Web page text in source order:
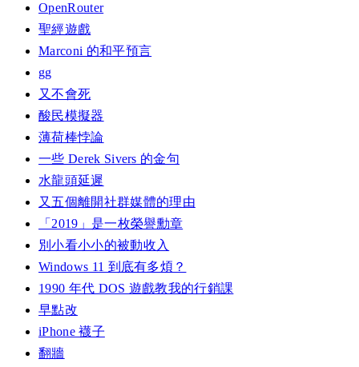
OpenRouter
聖經遊戲
Marconi 的和平預言
gg
又不會死
酸民模擬器
薄荷棒悖論
一些 Derek Sivers 的金句
水龍頭延遲
又五個離開社群媒體的理由
「2019」是一枚榮譽勳章
別小看小小的被動收入
Windows 11 到底有多煩？
1990 年代 DOS 遊戲教我的行銷課
早點改
iPhone 襪子
翻牆